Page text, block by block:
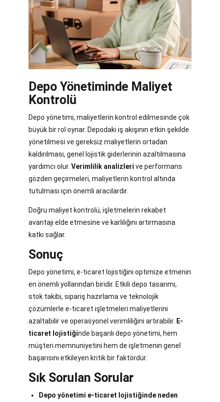
Depo Yönetiminde Maliyet
Kontrolü
Depo yönetimi, maliyetlerin kontrol edilmesinde çok
büyük bir rol oynar. Depodaki iş akışının etkin şekilde
yönetilmesi ve gereksiz maliyetlerin ortadan
kaldırılması, genel lojistik giderlerinin azaltılmasına
yardımcı olur. Verimlilik analizleri ve performans
gözden geçirmeleri, maliyetlerin kontrol altında
tutulması için önemli aracılardır.
Doğru maliyet kontrolü, işletmelerin rekabet
avantajı elde etmesine ve karlılığını artırmasına
katkı sağlar.
Sonuç
Depo yönetimi, e-ticaret lojistiğini optimize etmenin
en önemli yollarından biridir. Etkili depo tasarımı,
stok takibi, sipariş hazırlama ve teknolojik
çözümlerle e-ticaret işletmeleri maliyetlerini
azaltabilir ve operasyonel verimliliğini artırabilir. E-
ticaret lojistiğinde başarılı depo yönetimi, hem
müşteri memnuniyetini hem de işletmenin genel
başarısını etkileyen kritik bir faktördür.
Sık Sorulan Sorular
Depo yönetimi e-ticaret lojistiğinde neden